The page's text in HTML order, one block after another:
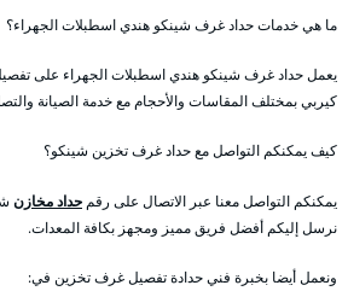
ما هي خدمات حداد غرف شينكو هندي اسطبلات الجهراء؟
يعمل حداد غرف شينكو هندي اسطبلات الجهراء على
كيربي بمختلف المقاسات والأحجام مع خدمة الصيانة
كيف يمكنكم التواصل مع حداد غرف تخزين شينكو؟
يمكنكم التواصل معنا عبر الاتصال على رقم حداد مخازن
نرسل إليكم أفضل فريق مميز ومجهز بكافة المعدات.
ونعمل أيضا بخبرة فني حدادة تفصيل غرف تخزين في: